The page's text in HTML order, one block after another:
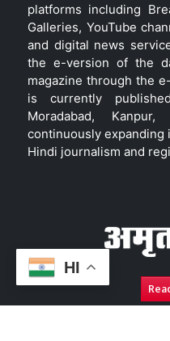
HI
platforms including
Galleries, YouTube
and digital news
the e-version of the
magazine through the
is currently
Moradabad,
continuously expanding
Hindi journalism and